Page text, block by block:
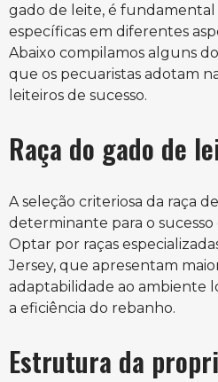
gado de leite, é
específicas em diferentes
Abaixo compilamos alguns
que os pecuaristas adotam
leiteiros de sucesso.
Raça do gado de
A seleção criteriosa da raça
determinante para o sucesso
Optar por raças
Jersey, que apresentam
adaptabilidade ao ambiente
a eficiência do rebanho.
Estrutura da